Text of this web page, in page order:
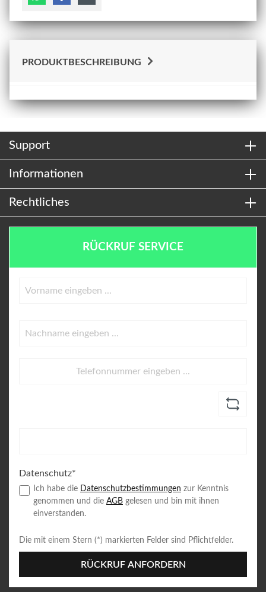
PRODUKTBESCHREIBUNG
Support
Informationen
Rechtliches
RÜCKRUF SERVICE
Datenschutz*
Ich habe die Datenschutzbestimmungen zur Kenntnis
genommen und die AGB gelesen und bin mit ihnen
einverstanden.
Die mit einem Stern (*) markierten Felder sind Pflichtfelder.
RÜCKRUF ANFORDERN